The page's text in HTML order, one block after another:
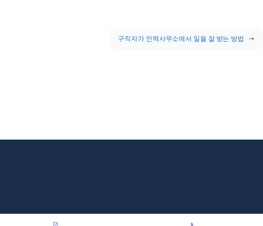
구직자가 인력사무소에서 일을 잘 받는 방법 →